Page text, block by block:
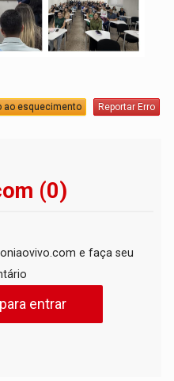
ao esquecimento Reportar Erro
(0)
e faça seu
entrar